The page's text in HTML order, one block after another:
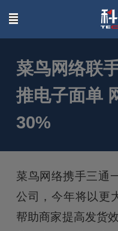
菜鸟网络联
推电子面单
30%
菜鸟网络携手三通
公司，今年将以更
帮助商家提高发货